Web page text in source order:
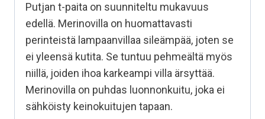
Putjan t-paita on suunniteltu mukavuus
edellä. Merinovilla on huomattavasti
perinteistä lampaanvillaa sileämpää, joten se
ei yleensä kutita. Se tuntuu pehmeältä myös
niillä, joiden ihoa karkeampi villa ärsyttää.
Merinovilla on puhdas luonnonkuitu, joka ei
sähköisty keinokuitujen tapaan.